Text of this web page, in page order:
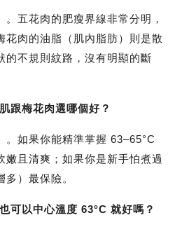
五花肉的肥瘦界線非常分明，
花肉的油脂（肌內脂肪）則是散
的不規則紋路，沒有明顯的斷
跟梅花肉選哪個好？
。如果你能精準掌握 63–65°C
嫩且清爽；如果你是新手怕煮過
）最保險。
可以中心溫度 63°C 就好嗎？